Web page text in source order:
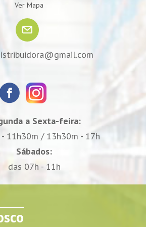
Ver Mapa
a Sexta-feira:
11h30m / 13h30m - 17h
Sábados:
das 07h - 11h